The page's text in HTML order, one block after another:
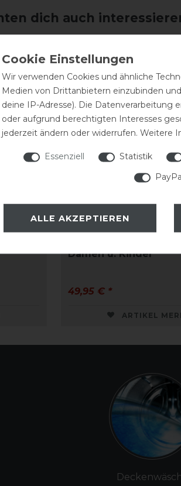
dich auch
Damen u. Kinder
49,95 € *
ARTIKEL
Wir verwenden Cookies und ähnliche
Medien von Drittanbietern einzubinden
deine IP-Adresse). Die Datenverarbeitung
oder aufgrund berechtigten Interesses
jederzeit ändern oder widerrufen. Weitere
Essenziell Statistik
ALLE AKZEPTIEREN